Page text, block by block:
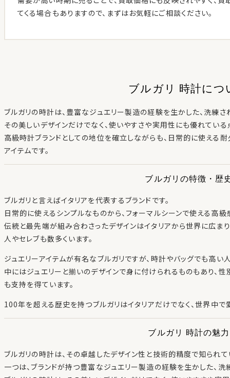
てくる場合もありますので、まずはお気軽にご相談ください。
ブルガリ 時計につ
ブルガリの時計は、豊富なジュエリー製造の経験を生かした、洗練さ
その美しいデザインだけでなく、使いやすさや実用性にも優れている
高級時計ブランドとしての地位を確立しながらも、日常的に使える
アイテムです。
ブルガリの特徴・歴
ブルガリと言えばイタリアを代表するブランドです。
日常的に使えるシンプルなものから、フォーマルシーンで使える高
伝統と最先端が組み合わさったデザインはイタリアから世界に広ま
人やセレブも数多くいます。
ジュエリーアイテムが有名なブルガリですが、時計やバッグでも高い
中にはジュエリーと揃いのデザインで身に付けられるものもあり、
も支持を得ています。
100年を超える歴史を持つブルガリはイタリアだけでなく、世界中で
ブルガリ 時計の魅力
ブルガリの時計は、その卓越したデザイン性と技術的精度で知られ
一つは、ブランドが持つ豊富なジュエリー製造の経験を生かした、洗